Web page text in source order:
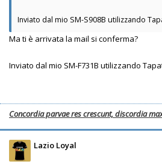
Inviato dal mio SM-S908B utilizzando
Ma ti è arrivata la mail si conferma?
Inviato dal mio SM-F731B utilizzando
Concordia parvae res crescunt, discordia
Lazio Loyal